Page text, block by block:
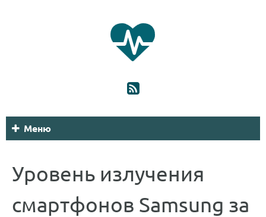
Меню
Уровень излучения
смартфонов Samsung за